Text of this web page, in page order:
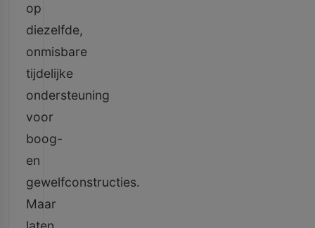
op
diezelfde,
onmisbare
tijdelijke
ondersteuning
voor
boog-
en
gewelfconstructies.
Maar